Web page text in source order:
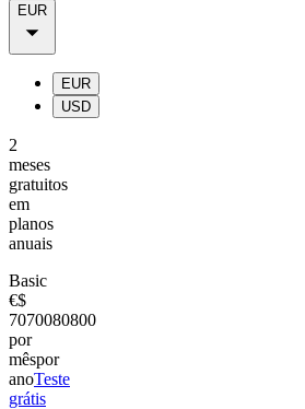
EUR
EUR
USD
2
meses
gratuitos
em
planos
anuais
Basic
€$
7070080800
por
mêspor
anoTeste
grátis